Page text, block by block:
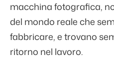
macchina fotografica,
del mondo reale che
fabbricare, e trovano
ritorno nel lavoro.